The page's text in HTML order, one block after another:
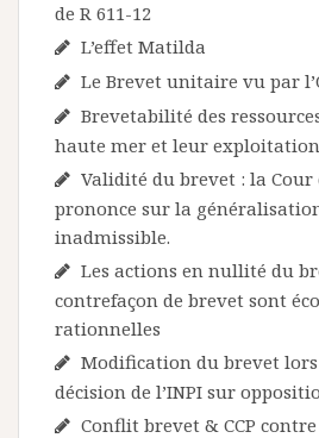
de R 611-12
L’effet Matilda
Le Brevet unitaire vu par
Brevetabilité des
haute mer et leur exploitation
Validité du brevet : la Cour
prononce sur la
inadmissible.
Les actions en nullité du
contrefaçon de brevet sont
rationnelles
Modification du brevet lors
décision de l’INPI sur
Conflit brevet & CCP